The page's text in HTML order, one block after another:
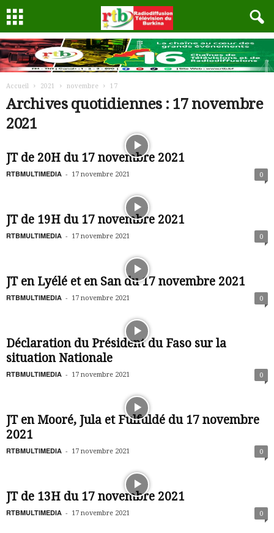
Accueil 2021 novembre 17
Archives quotidiennes : 17 novembre
2021
JT de 20H du 17 novembre 2021
RTBMULTIMEDIA - 17 novembre 2021 0
JT de 19H du 17 novembre 2021
RTBMULTIMEDIA - 17 novembre 2021 0
JT en Lyélé et en San du 17 novembre 2021
RTBMULTIMEDIA - 17 novembre 2021 0
Déclaration du Président du Faso sur la
situation Nationale
RTBMULTIMEDIA - 17 novembre 2021 0
JT en Mooré, Jula et Fulfuldé du 17 novembre
2021
RTBMULTIMEDIA - 17 novembre 2021 0
JT de 13H du 17 novembre 2021
RTBMULTIMEDIA - 17 novembre 2021 0